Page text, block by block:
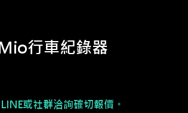
行車紀錄器
或社群洽詢確切報價。